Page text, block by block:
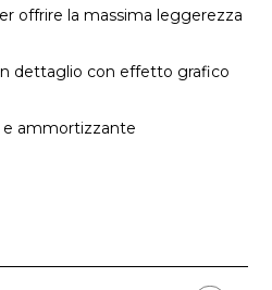
offrire la massima leggerezza
dettaglio con effetto grafico
e ammortizzante